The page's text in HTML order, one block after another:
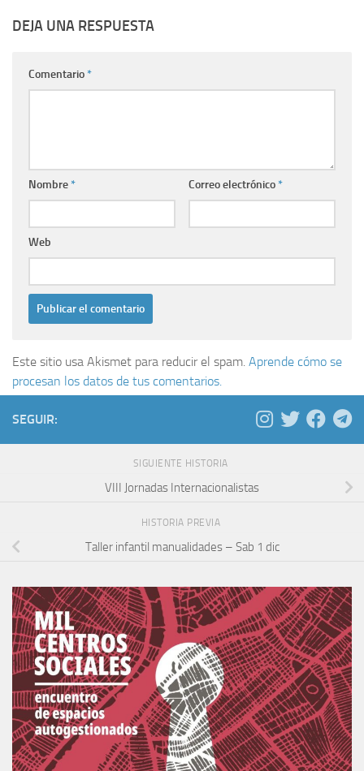
DEJA UNA RESPUESTA
Comentario*
Nombre* Correo electrónico*
Web
Este sitio usa Akismet para reducir el spam. Aprende cómo se
procesan los datos de tus comentarios.
SEGUIR:
SIGUIENTE HISTORIA
VIII Jornadas Internacionalistas
HISTORIA PREVIA
Taller infantil manualidades – Sab 1 dic